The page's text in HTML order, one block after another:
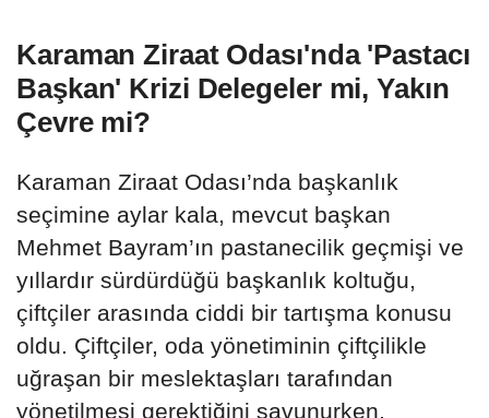
Karaman Ziraat Odası'nda 'Pastacı
Başkan' Krizi Delegeler mi, Yakın
Çevre mi?
Karaman Ziraat Odası’nda başkanlık
seçimine aylar kala, mevcut başkan
Mehmet Bayram’ın pastanecilik geçmişi ve
yıllardır sürdürdüğü başkanlık koltuğu,
çiftçiler arasında ciddi bir tartışma konusu
oldu. Çiftçiler, oda yönetiminin çiftçilikle
uğraşan bir meslektaşları tarafından
yönetilmesi gerektiğini savunurken,